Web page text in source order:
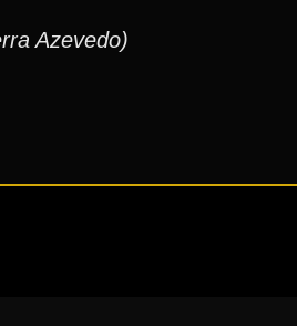
Azevedo)